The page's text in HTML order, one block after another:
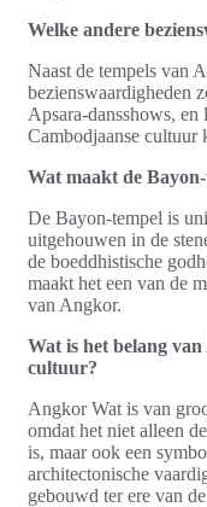
Welke andere
Naast de tempels van
bezienswaardigheden
Apsara-dansshows,
Cambodjaanse cultuur
Wat maakt de
De Bayon-tempel is
uitgehouwen in de
de boeddhistische
maakt het een van de
van Angkor.
Wat is het belang
cultuur?
Angkor Wat is van
omdat het niet alleen
is, maar ook een
architectonische
gebouwd ter ere van